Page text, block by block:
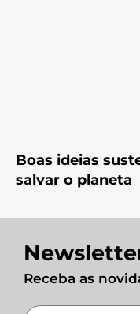
Boas ideias
salvar o planeta
Receba as